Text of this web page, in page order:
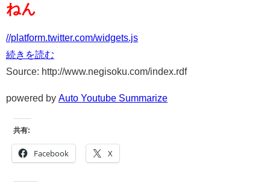
ねん
//platform.twitter.com/widgets.js
続きを読む
Source: http://www.negisoku.com/index.rdf
powered by Auto Youtube Summarize
共有:
Facebook X